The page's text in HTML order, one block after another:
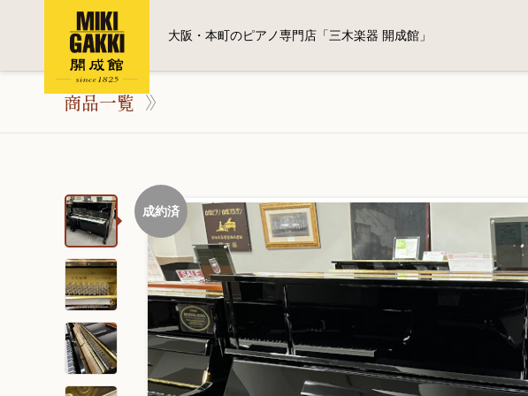
大阪・本町のピアノ専門店「三木楽器 開成館」
商品一覧
成約済